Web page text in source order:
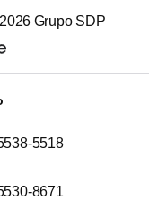
2026 Grupo SDP
5518
8671